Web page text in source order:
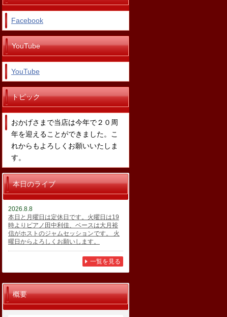
Facebook
YouTube
YouTube
トピック
おかげさまで当店は今年で２０周
年を迎えることができました。こ
れからもよろしくお願いいたしま
す。
本日のライブ
2026.8.8
本日と月曜日は定休日です。火曜日は19
時よりピアノ田中利佳、ベースは大月裕
信がホストのジャムセッションです。 火
曜日からよろしくお願いします。
一覧を見る
概要